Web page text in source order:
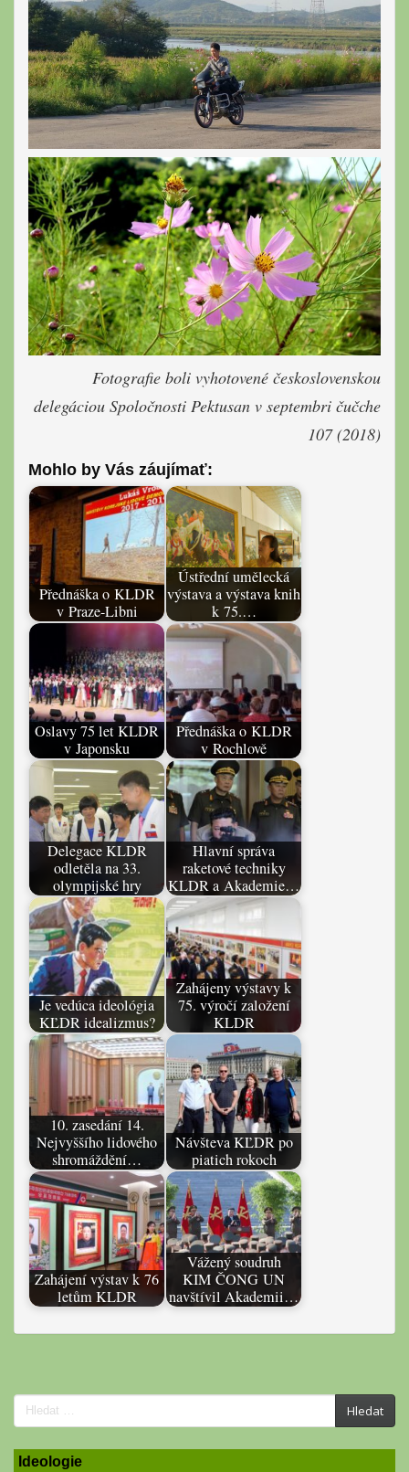
Fotografie boli vyhotovené československou
delegáciou Spoločnosti Pektusan v septembri čučche
107 (2018)
Mohlo by Vás záujímať:
Přednáška o KLDR
v Praze-Libni
Ústřední umělecká
výstava a výstava knih
k 75.…
Oslavy 75 let KLDR
v Japonsku
Přednáška o KLDR
v Rochlově
Delegace KLDR
odletěla na 33.
olympijské hry
Hlavní správa
raketové techniky
KLDR a Akademie…
Je vedúca ideológia
KĽDR idealizmus?
Zahájeny výstavy k
75. výročí založení
KLDR
10. zasedání 14.
Nejvyššího lidového
shromáždění…
Návšteva KĽDR po
piatich rokoch
Zahájení výstav k 76
letům KLDR
Vážený soudruh
KIM ČONG UN
navštívil Akademii…
Search
for:
Hledat
Ideologie